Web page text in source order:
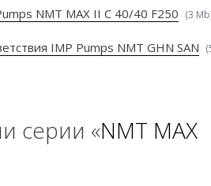
NMT MAX II C 40/40 F250 (3
IMP Pumps NMT GHN SAN
серии «NMT MAX